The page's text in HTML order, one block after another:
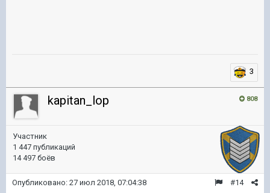
3
808
kapitan_lop
Участник
1 447 публикаций
14 497 боёв
#14
Опубликовано: 27 июл 2018, 07:04:38